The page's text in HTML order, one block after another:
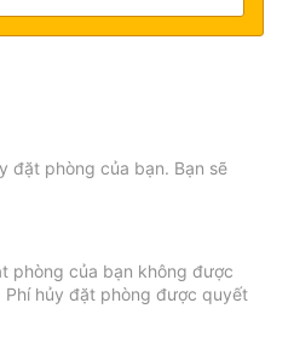
đặt phòng của bạn. Bạn sẽ
phòng của bạn không được
Phí hủy đặt phòng được quyết